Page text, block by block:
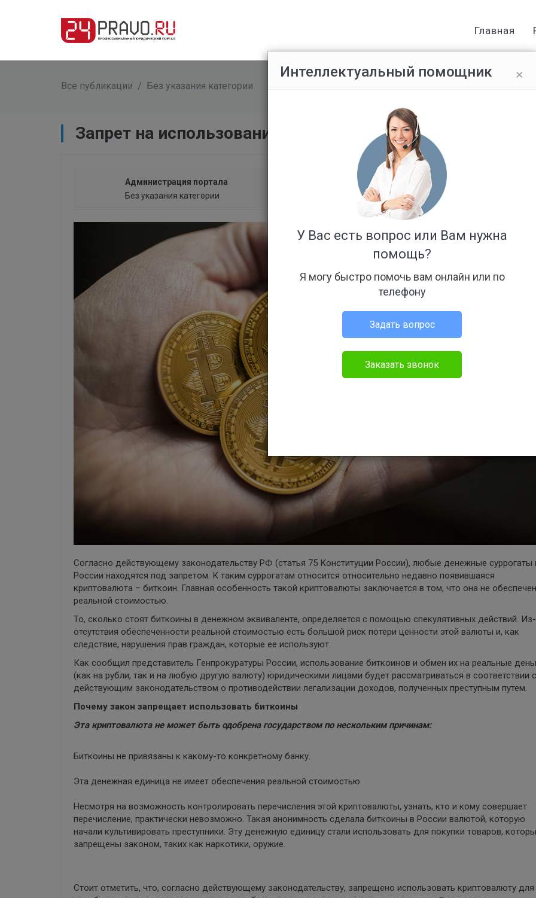
Главная
Все публикации / Без указания категории
​Запрет на использование биткоинов в России в 2018
Администрация портала
Без указания категории
Согласно действующему законодательству РФ (статья 75 Конституции России), любые денежные суррогаты
России находятся под запретом. К таким суррогатам относится относительно недавно появившаяся
криптовалюта – биткоин. Главная особенность такой криптовалюты заключается в том, что она не
реальной стоимостью.
То, сколько стоят биткоины в денежном эквиваленте, определяется с помощью спекулятивных действий.
отсутствия обеспеченности реальной стоимостью есть большой риск потери ценности этой валюты и, как
следствие, нарушения прав граждан, которые ее используют.
Как сообщил представитель Генпрокуратуры России, использование биткоинов и обмен их на реальные
(как на рубли, так и на любую другую валюту) юридическими лицами будет рассматриваться в соответствии с
действующим законодательством о противодействии легализации доходов, полученных преступным путем.
Почему закон запрещает использовать биткоины
Эта криптовалюта не может быть одобрена государством по нескольким причинам:
Биткоины не привязаны к какому-то конкретному банку.
Эта денежная единица не имеет обеспечения реальной стоимостью.
Несмотря на возможность контролировать перечисления этой криптовалюты, узнать, кто и кому совершает
перечисление, практически невозможно. Такая анонимность сделала биткоины в России валютой, которую
начали культивировать преступники. Эту денежную единицу стали использовать для покупки товаров,
запрещены законом, таких как наркотики, оружие.
Стоит отметить, что, согласно действующему законодательству, запрещено использовать криптовалюту для
×
Интеллектуальный помощник
У Вас есть вопрос или Вам нужна
помощь?
Я могу быстро помочь вам онлайн или по
телефону
Задать вопрос
Заказать звонок